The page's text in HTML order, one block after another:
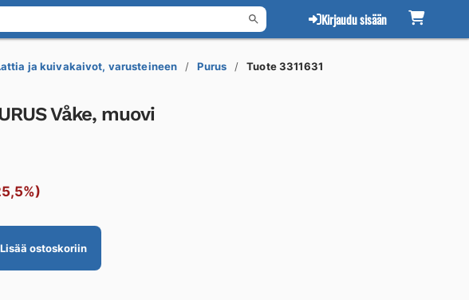
Kirjaudu sisään
ja kuivakaivot, varusteineen Purus Tuote 3311631
Våke, muovi
Lisää ostoskoriin